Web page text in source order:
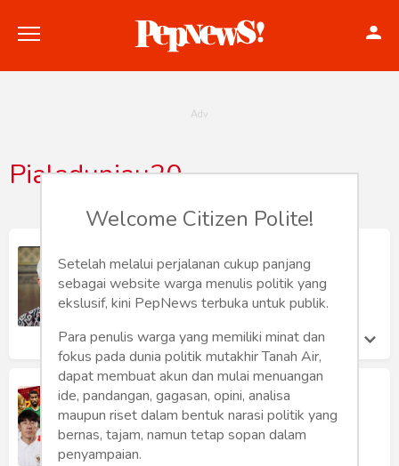
Hankam
Internasional
Bisnis
Humaniora
Sketsa
Pialaduniau20
Ganjaran Blunder Ganjar
James Luhulima
Jumat 31 Mar, 2023
Prima Trisna Aji Menjadi Volounter
FIFA World Cup U-20
Prima Trisna Aji
Senin 30 Jan, 2023
Welcome Citizen Polite!
Setelah melalui perjalanan cukup panjang
sebagai website warga menulis politik yang
ekslusif, kini PepNews terbuka untuk publik.
Para penulis warga yang memiliki minat dan
fokus pada dunia politik mutakhir Tanah Air,
dapat membuat akun dan mulai menuangan
ide, pandangan, gagasan, opini, analisa
maupun riset dalam bentuk narasi politik yang
bernas, tajam, namun tetap sopan dalam
penyampaian.